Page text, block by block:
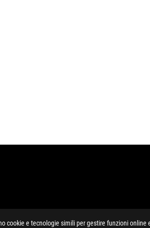
cookie e tecnologie simili per gestire funzioni